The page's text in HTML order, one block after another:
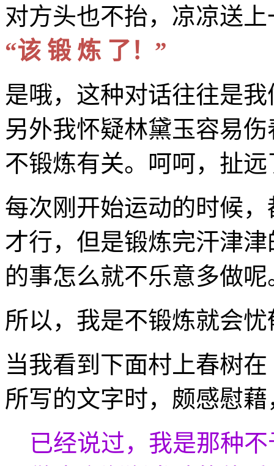
对方头也不抬，凉凉送上
“该 锻 炼 了！”
是哦，这种对话往往是
另外我怀疑林黛玉容易
不锻炼有关。呵呵，扯远
每次刚开始运动的时候
才行，但是锻炼完汗津
的事怎么就不乐意多做呢
所以，我是不锻炼就会
当我看到下面村上春树在
所写的文字时，颇感慰
已经说过，我是那种